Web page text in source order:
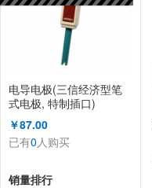
电导电极(三信经济型笔
式电极, 特制插口)
￥87.00
已有0人购买
销量排行